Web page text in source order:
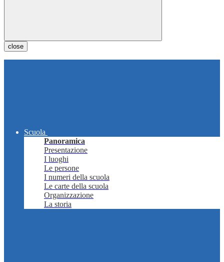
close
Scuola
Panoramica
Presentazione
I luoghi
Le persone
I numeri della scuola
Le carte della scuola
Organizzazione
La storia